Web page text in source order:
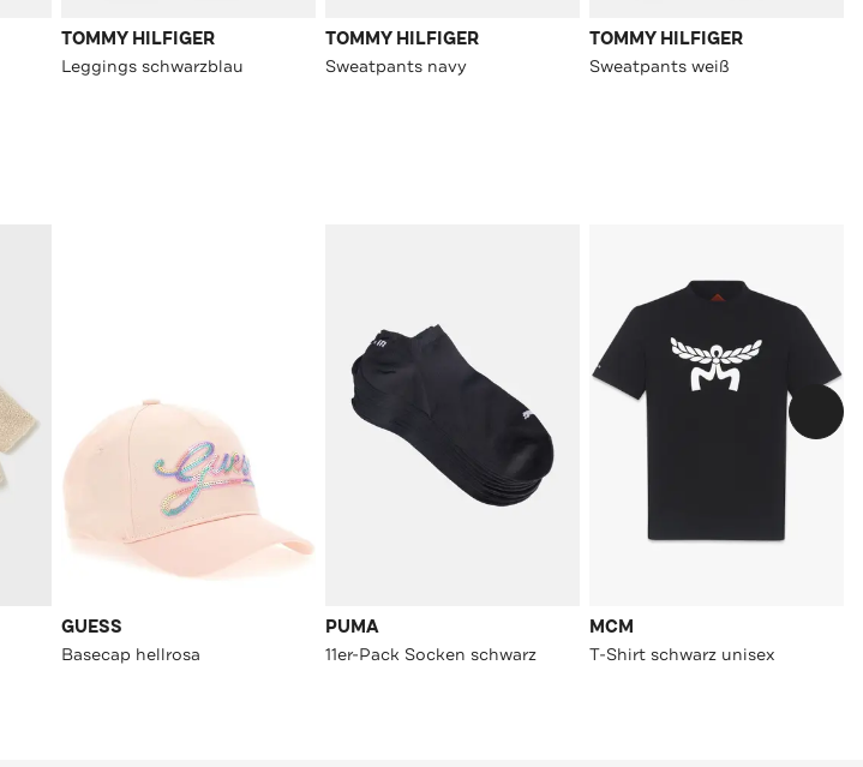
TOMMY HILFIGER
Leggings schwarzblau
TOMMY HILFIGER
Sweatpants navy
TOMMY HILFIGER
Sweatpants weiß
GUESS
Basecap hellrosa
PUMA
11er-Pack Socken schwarz
MCM
T-Shirt schwarz unisex